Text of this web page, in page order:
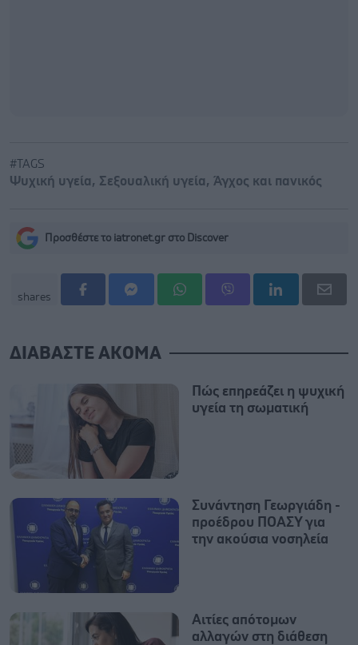
#TAGS
Ψυχική υγεία, Σεξουαλική υγεία, Άγχος και πανικός
Προσθέστε το iatronet.gr στο Discover
shares
ΔΙΑΒΑΣΤΕ ΑΚΟΜΑ
Πώς επηρεάζει η ψυχική
υγεία τη σωματική
Συνάντηση Γεωργιάδη -
προέδρου ΠΟΑΣΥ για
την ακούσια νοσηλεία
Αιτίες απότομων
αλλαγών στη διάθεση